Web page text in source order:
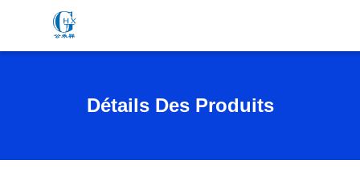
Détails Des Produits